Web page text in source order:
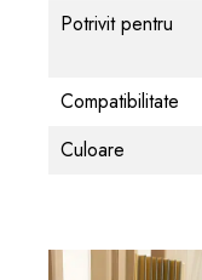
Potrivit pentru
Compatibilitate
Culoare